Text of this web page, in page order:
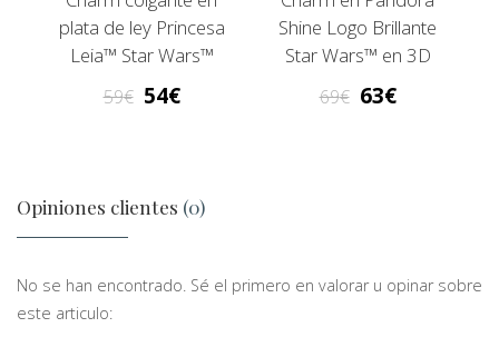
plata de ley Princesa
Leia™ Star Wars™
59 54
Shine Logo Brillante
Star Wars™ en 3D
69 63
Opiniones clientes (0)
No se han encontrado. Sé el primero en valorar u opinar sobre
este articulo: